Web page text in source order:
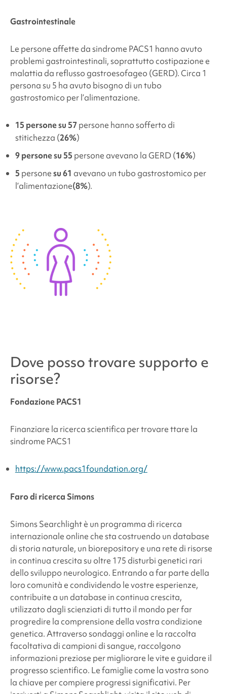
Gastrointestinale
Le persone affette dasindrome PACS1 hanno avuto
problemi gastrointestinali, soprattutto costipazione e
malattia da reflusso gastroesofageo (GERD). Circa 1
persona su 5 ha avuto bisogno di untubo
gastrostomico per l’alimentazione.
15 persone su 57 persone hanno sofferto di
stitichezza (26%)
9 persone su 55 persone avevano la GERD (16%)
5 personesu 61 avevano un tubo gastrostomico per
l’alimentazione(8%).
Dove posso trovare supporto e
risorse?
Fondazione PACS1
Finanziare la ricerca scientifica per trovare ttare la
sindrome PACS1
https://www.pacs1foundation.org/
Faro di ricerca Simons
Simons Searchlight è un programma di ricerca
internazionale online che sta costruendo un database
di storia naturale, un biorepository e una rete di risorse
in continua crescita su oltre 175 disturbi genetici rari
dello sviluppo neurologico. Entrando a far parte della
loro comunità e condividendo le vostre esperienze,
contribuite a un database in continua crescita,
utilizzato dagli scienziati di tutto il mondo per far
progredire la comprensione della vostra condizione
genetica. Attraverso sondaggi online e la raccolta
facoltativa di campioni di sangue, raccolgono
informazioni preziose per migliorare le vite e guidare il
progresso scientifico. Le famiglie come la vostra sono
la chiave per compiere progressi significativi. Per